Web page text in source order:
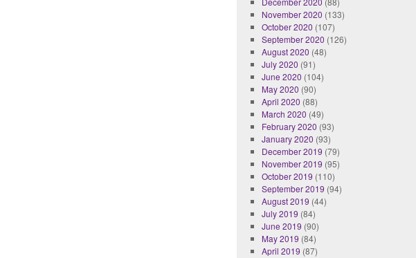
November 2020 (133)
October 2020 (107)
September 2020 (126)
August 2020 (48)
July 2020 (91)
June 2020 (104)
May 2020 (90)
April 2020 (88)
March 2020 (49)
February 2020 (93)
January 2020 (93)
December 2019 (79)
November 2019 (95)
October 2019 (110)
September 2019 (94)
August 2019 (44)
July 2019 (84)
June 2019 (90)
May 2019 (84)
April 2019 (87)